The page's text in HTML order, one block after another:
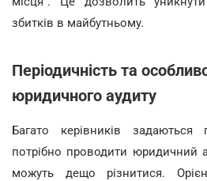
збитків в майбутньому.
Періодичність та
юридичного аудиту
Багато керівників
потрібно проводити юридичний
можуть дещо різнитися.